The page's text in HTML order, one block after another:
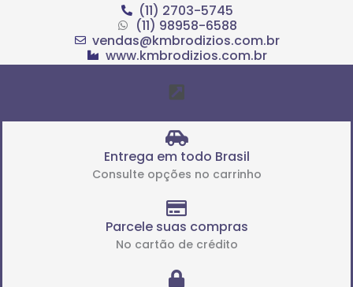
(11) 2703-5745
(11) 98958-6588
vendas@kmbrodizios.com.br
www.kmbrodizios.com.br
Menu
Entrega em todo Brasil
Consulte opções no carrinho
Parcele suas compras
No cartão de crédito